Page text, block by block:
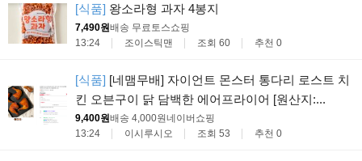
[식품] 왕소라형 과자 4봉지
7,490원배송 무료 토스쇼핑
13:24
조이스틱맨 조회 60 추천 0
[식품] [네맴무배] 자이언트 몬스터 통다리 로스트 치
킨 오븐구이 닭 담백한 에어프라이어 [원산지:...
9,400원배송 4,000원네이버쇼핑
13:24
이시루시오 조회 53 추천 0